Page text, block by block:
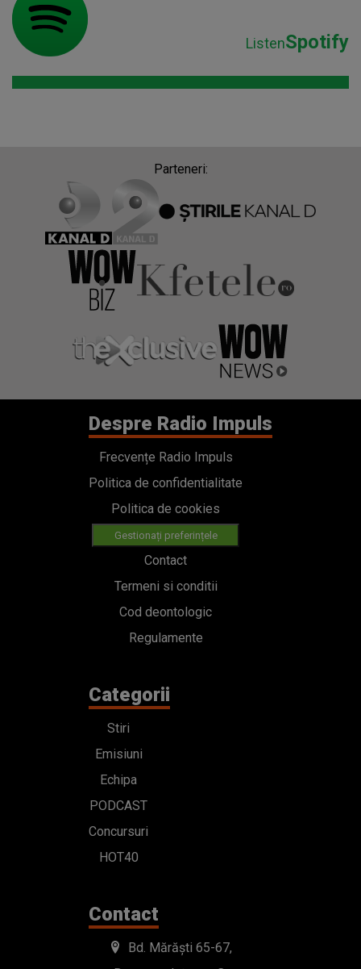
ListenSpotify
Parteneri:
Despre Radio Impuls
Frecvențe Radio Impuls
Politica de confidentialitate
Politica de cookies
Gestionați preferințele
Contact
Termeni si conditii
Cod deontologic
Regulamente
Categorii
Stiri
Emisiuni
Echipa
PODCAST
Concursuri
HOT40
Contact
Bd. Mărăști 65-67,